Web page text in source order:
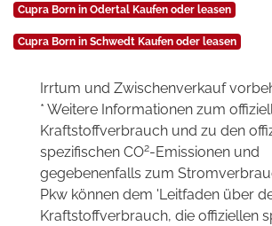
Cupra Born in Odertal Kaufen oder leasen
Cupra Born in Schwedt Kaufen oder leasen
Irrtum und Zwischenverkauf
* Weitere Informationen zum
Kraftstoffverbrauch und zu den
spezifischen CO2-Emissionen und
gegebenenfalls zum
Pkw können dem 'Leitfaden über
Kraftstoffverbrauch, die offiziellen